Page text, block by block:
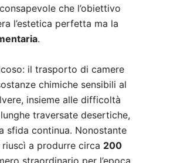
che l’obiettivo
l’estetica perfetta ma la
.
il trasporto di camere
chimiche sensibili al
insieme alle difficoltà
traversate desertiche,
sfida continua. Nonostante
a produrre circa 200